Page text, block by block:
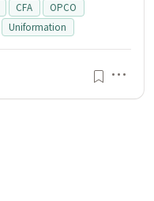
CFA
OPCO
Uniformation